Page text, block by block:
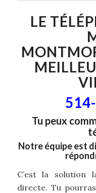
LE
Tu peux
Notre équipe est
C’est la solution
directe. Tu